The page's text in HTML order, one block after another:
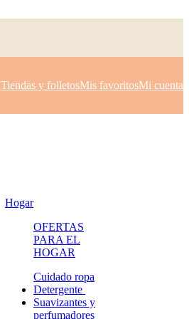
Tiendas y folletosMis favoritosMi cuenta
Hogar
OFERTAS
PARA EL
HOGAR
Cuidado ropa
Detergente
Suavizantes y
perfumadores